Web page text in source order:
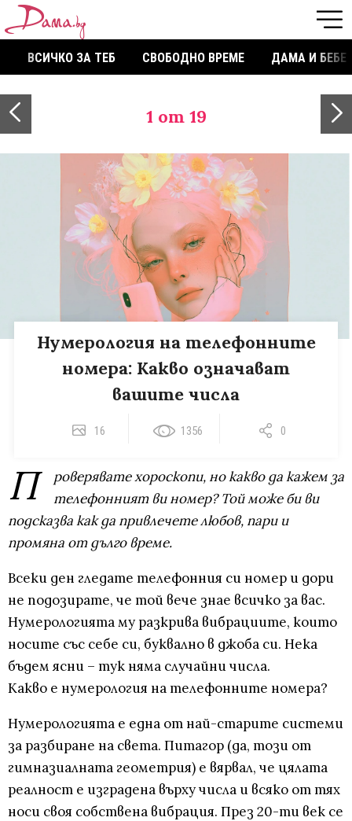
ВСИЧКО ЗА ТЕБ СВОБОДНО ВРЕМЕ ДАМА И БЕБЕ
1 от 19
Нумерология на телефонните
номера: Какво означават
вашите числа
16 1356 0
П
роверявате хороскопи, но какво да кажем за
телефонният ви номер? Той може би ви
подсказва как да привлечете любов, пари и
промяна от дълго време.
Всеки ден гледате телефонния си номер и дори
не подозирате, че той вече знае всичко за вас.
Нумерологията му разкрива вибрациите, които
носите със себе си, буквално в джоба си. Нека
бъдем ясни – тук няма случайни числа.
Какво е нумерология на телефонните номера?
Нумерологията е една от най-старите системи
за разбиране на света. Питагор (да, този от
гимназиалната геометрия) е вярвал, че цялата
реалност е изградена върху числа и всяко от тях
носи своя собствена вибрация. През 20-ти век се